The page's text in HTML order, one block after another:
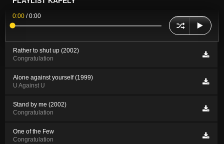
0:00 /0:00
Rather to shut up (2002)
Congratulation
Alone against yourself (1999)
U Against U
Stand by me (2002)
Congratulation
One of the Few
Congratulation